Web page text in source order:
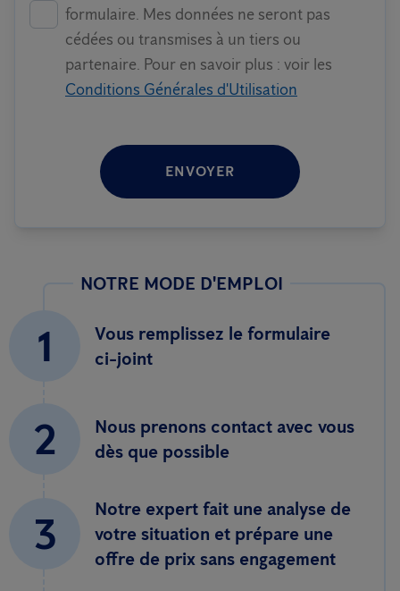
formulaire. Mes données ne seront pas
cédées ou transmises à un tiers ou
partenaire. Pour en savoir plus : voir les
Conditions Générales d'Utilisation
ENVOYER
NOTRE MODE D'EMPLOI
1
Vous remplissez le formulaire
ci-joint
2
Nous prenons contact avec vous
dès que possible
3
Notre expert fait une analyse de
votre situation et prépare une
offre de prix sans engagement